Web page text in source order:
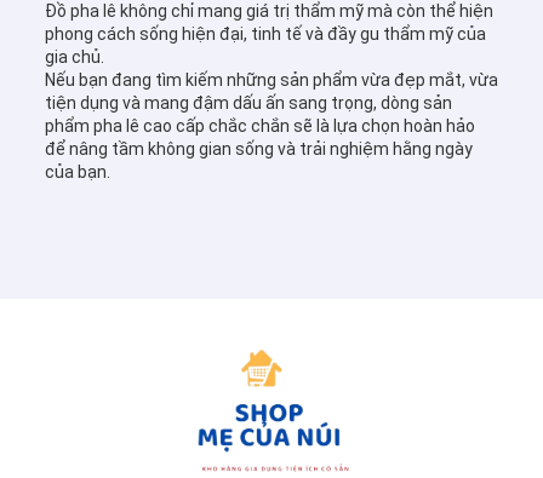
Đồ pha lê không chỉ mang giá trị thẩm mỹ mà còn thể hiện
phong cách sống hiện đại, tinh tế và đầy gu thẩm mỹ của
gia chủ.
Nếu bạn đang tìm kiếm những sản phẩm vừa đẹp mắt, vừa
tiện dụng và mang đậm dấu ấn sang trọng, dòng sản
phẩm pha lê cao cấp chắc chắn sẽ là lựa chọn hoàn hảo
để nâng tầm không gian sống và trải nghiệm hằng ngày
của bạn.